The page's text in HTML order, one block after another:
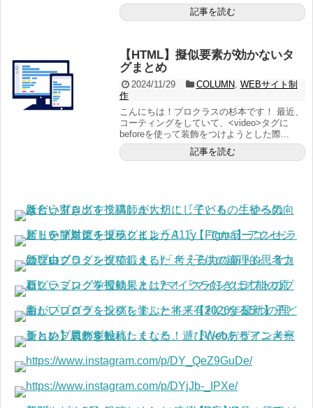
記事を読む
【HTML】擬似要素が効かないタ
グまとめ
2024/11/29 COLUMN, WEBサイト制
作
こんにちは！プロクラスの杉本です！ 最近、
コーティングをしていて、<video>タグに
beforeを使って装飾をつけようとした際...
記事を読む